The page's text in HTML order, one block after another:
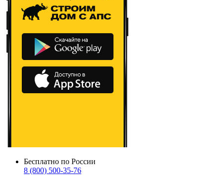
Бесплатно по России
8 (800) 500-35-76